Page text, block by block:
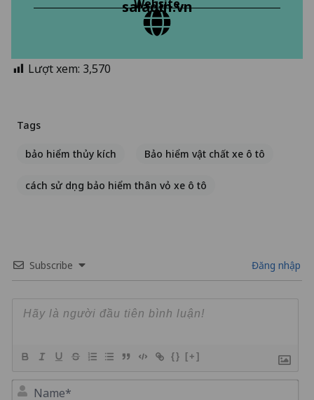
Website
saladin.vn
Lượt xem: 3,570
Tags
bảo hiểm thủy kích Bảo hiểm vật chất xe ô tô
cách sử dụng bảo hiểm thân vỏ xe ô tô
Subscribe Đăng nhập
{} [+]